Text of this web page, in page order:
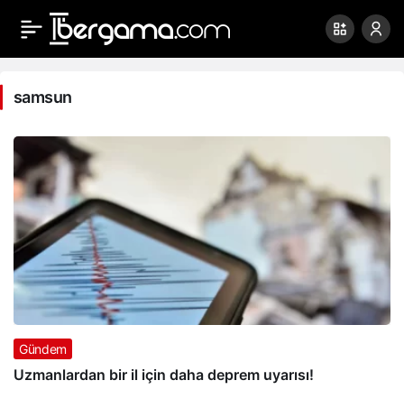
samsun
Haberleri
samsun
Gündem
Uzmanlardan bir il için daha deprem uyarısı!